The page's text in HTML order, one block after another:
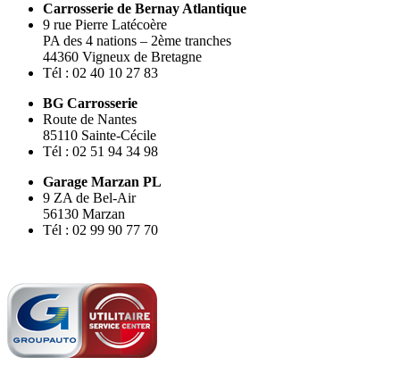
Carrosserie de Bernay Atlantique
9 rue Pierre Latécoère
PA des 4 nations – 2ème tranches
44360 Vigneux de Bretagne
Tél : 02 40 10 27 83
BG Carrosserie
Route de Nantes
85110 Sainte-Cécile
Tél : 02 51 94 34 98
Garage Marzan PL
9 ZA de Bel-Air
56130 Marzan
Tél : 02 99 90 77 70